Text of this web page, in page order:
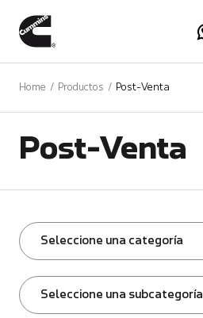
Home Productos Post-Venta
Post-Venta
Seleccione una categoría
Seleccione una subcategoría